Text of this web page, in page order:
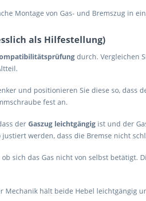
Montage von Gas- und Bremszug in
als Hilfestellung)
durch. Vergleichen
und positionieren Sie diese so, dass
fest an.
der Gaszug leichtgängig ist und der
werden, dass die Bremse nicht
sich das Gas nicht von selbst betätigt.
hält beide Hebel leichtgängig